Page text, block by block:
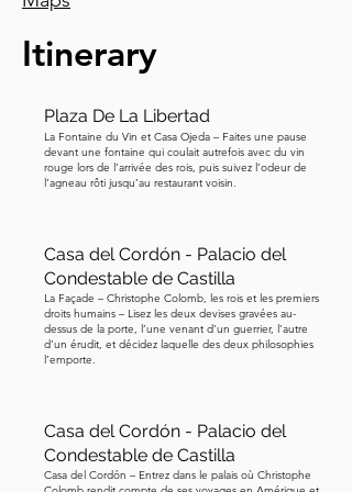
Louis Ier de Bavière. Donc,
jumelles emblématiques sont assez
cathédrale un sens de verticalité
puissante. Cette statue équestre en
bronze ici est dédiée au roi Louis. Vous
remarquerez qu'il tient un sceptre, un
pouvoir royal et la souveraineté,
regardant la cathédrale comme s'il
l'admirait. Il était un mécène des arts et
un champion de l'identité bavaroise.
Alors que le renouveau gothique
l'achèvement des tours de la
cathédrale selon les plans gothiques
médiévaux originaux. Une histoire
Itinerary
Plaza De La Libertad
La Fontaine du Vin et Casa Ojeda – Faites une pause
devant une fontaine qui coulait autrefois avec du vin
rouge lors de l’arrivée des rois, puis suivez l’odeur de
l’agneau rôti jusqu’au restaurant voisin.
Casa del Cordón - Palacio del
Condestable de Castilla
La Façade – Christophe Colomb, les rois et les premiers
droits humains – Lisez les deux devises gravées au-
dessus de la porte, l’une venant d’un guerrier, l’autre
d’un érudit, et décidez laquelle des deux philosophies
l’emporte.
Casa del Cordón - Palacio del
Condestable de Castilla
Casa del Cordón – Entrez dans le palais où Christophe